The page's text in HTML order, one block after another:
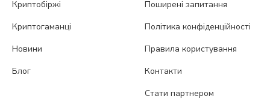
Криптобіржі
Криптогаманці
Новини
Блог
Поширені запитання
Політика конфіденційності
Правила користування
Контакти
Стати партнером